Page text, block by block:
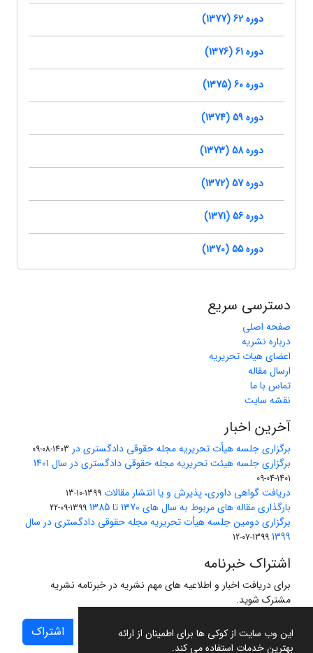
این وب سایت از کوکی ها برای اطمینان از ارائه
بهترین خدمات استفاده می کند.
دوره 62 (1377)
دوره 61 (1376)
دوره 60 (1375)
دوره 59 (1374)
دوره 58 (1373)
دوره 57 (1372)
دوره 56 (1371)
دوره 55 (1370)
دسترسی سریع
صفحه اصلی
درباره نشریه
اعضای هیات تحریریه
ارسال مقاله
تماس با ما
نقشه سایت
آخرین اخبار
برگزاری جلسه هیأت تحریریه مجله حقوقی دادگستری در 1403-08-09
برگزاری جلسه هیئت تحریریه مجله حقوقی دادگستری در سال 1401
1401-04-09
دریافت گواهی داوری، پذیرش و یا انتشار مقالات 1399-10-13
بارگذاری مقاله های مربوط به سال های 1370 تا 1385 1399-09-22
برگزاری دومین جلسه هیأت تحریریه مجله حقوقی دادگستری در سال
1399
1399-07-12
اشتراک خبرنامه
برای دریافت اخبار و اطلاعیه های مهم نشریه در خبرنامه نشریه
مشترک شوید.
اشتراک